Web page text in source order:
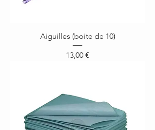
Aiguilles (boite de 10)
Prix
13,00 €